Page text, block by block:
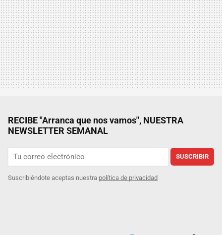
RECIBE "Arranca que nos vamos", NUESTRA
NEWSLETTER SEMANAL
SUSCRIBIR
Suscribiéndote aceptas nuestra política de privacidad